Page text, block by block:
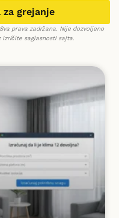
grejanje
prava zadržana. Nije dozvoljeno
saglasnosti sajta.